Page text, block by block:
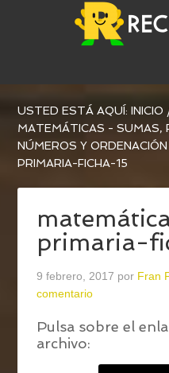
USTED ESTÁ AQUÍ:INICIO
MATEMÁTICAS - SUMAS,
NÚMEROS Y ORDENACIÓN
PRIMARIA-FICHA-15
primaria-
9 febrero, 2017 por Fran
comentario
Pulsa sobre el
archivo: